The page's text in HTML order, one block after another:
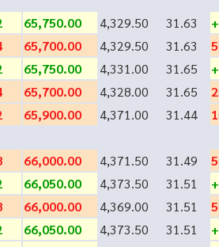
65,750.00 4,329.50 31.63
65,700.00 4,329.50 31.63
65,750.00 4,331.00 31.65
65,700.00 4,328.00 31.65
65,900.00 4,371.00 31.44
66,000.00 4,371.50 31.49
66,050.00 4,373.50 31.51
66,000.00 4,369.00 31.51
66,050.00 4,373.50 31.51